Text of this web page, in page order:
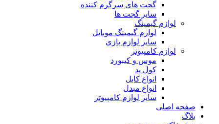
گجت های سرگرم کننده
سایر گجت ها
لوازم گیمینگ
لوازم گیمینگ موبایل
سایر لوازم بازی
لوازم کامپیوتر
موس و کیبورد
کول پد
انواع کابل
انواع مبدل
سایر لوازم کامپیوتر
صفحه اصلی
بلاگ